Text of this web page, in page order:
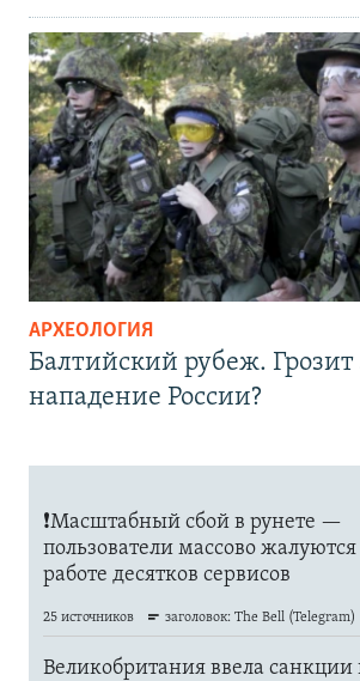
АРХЕОЛОГИЯ
Балтийский рубеж.
нападение России?